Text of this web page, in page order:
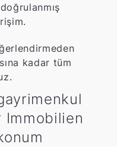
kadar tüm
Immobilien